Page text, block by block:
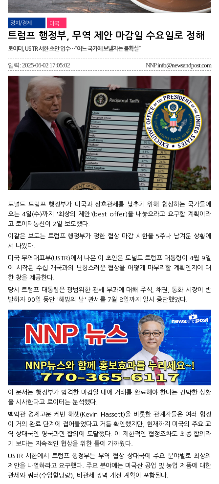
정치/경제 미국
트럼프 행정부, 무역 제안 마감일 수요일로 정해
로이터, USTR 서한 초안 입수…“어느 국가에 보낼지는 불확실”
입력: 2025-06-02 17:05:02 NNPinfo@newsandpost.com
도널드 트럼프 행정부가 미국과 상호관세를 낮추기 위해 협상하는 국가들에
오는 4일(수)까지 '최상의 제안'(best offer)을 내놓으라고 요구할 계획이라
고 로이터통신이 2일 보도했다.
이같은 보도는 트럼프 행정부가 정한 협상 마감 시한을 5주나 남겨둔 상황에
서 나왔다.
미국 무역대표부(USTR)에서 나온 이 초안은 도널드 트럼프 대통령이 4월 9일
에 시작된 수십 개국과의 난항스러운 협상을 어떻게 마무리할 계획인지에 대
한 창을 제공한다.
당시 트럼프 대통령은 광범위한 관세 부과에 대해 주식, 채권, 통화 시장이 반
발하자 90일 동안 '해방의 날' 관세를 7월 8일까지 일시 중단했었다.
이 문서는 행정부가 엄격한 마감일 내에 거래를 완료해야 한다는 긴박한 상황
을 시사한다고 로이터는 분석했다.
백악관 경제고문 케빈 해셋(Kevin Hassett)을 비롯한 관계자들은 여러 협정
이 거의 완료 단계에 접어들었다고 거듭 확인했지만, 현재까지 미국의 주요 교
역 상대국인 영국과만 합의에 도달했다. 이 제한적인 협정조차도 최종 합의라
기 보다는 지속적인 협상을 위한 틀에 가까웠다.
USTR 서한에서 트럼프 행정부는 무역 협상 상대국에 주요 분야별로 최상의
제안을 나열하라고 요구했다. 주요 분야에는 미국산 공업 및 농업 제품에 대한
관세와 쿼터(수입할당량), 비관세 장벽 개선 계획이 포함된다.